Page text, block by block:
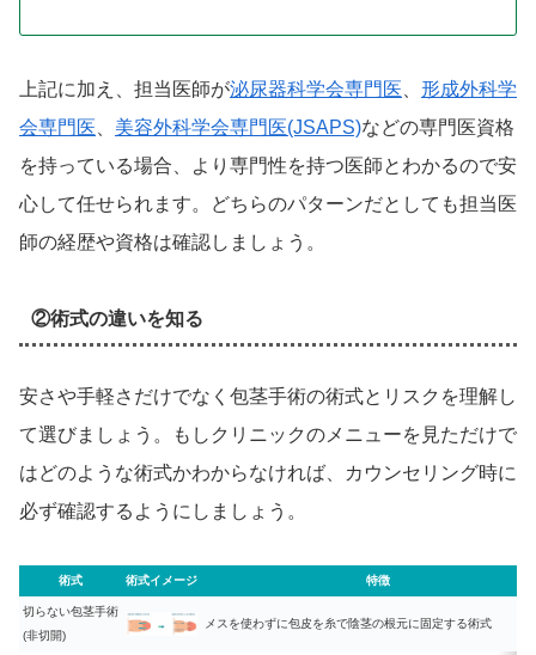
上記に加え、担当医師が泌尿器科学会専門医
形成外科学
会専門医
美容外科学会専門医(JSAPS)などの専門医資格
を持っている場合、より専門性を持つ医師とわかるので安
心して任せられます。どちらのパターンだとしても担当医
師の経歴や資格は確認しましょう。
②術式の違いを知る
安さや手軽さだけでなく包茎手術の術式とリスクを理解し
て選びましょう。もしクリニックのメニューを見ただけで
はどのような術式かわからなければ、カウンセリング時に
必ず確認するようにしましょう。
術式 術式イメージ 特徴
切らない包茎手術
(非切開)
メスを使わずに包皮を糸で陰茎の根元に固定する術式